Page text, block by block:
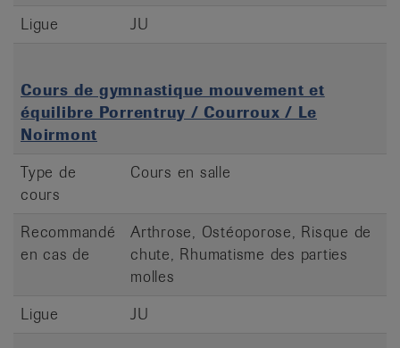
Ligue
JU
Cours de gymnastique mouvement et
équilibre Porrentruy / Courroux / Le
Noirmont
Type de
cours
Cours en salle
Recommandé
en cas de
Arthrose, Ostéoporose, Risque de
chute, Rhumatisme des parties
molles
Ligue
JU